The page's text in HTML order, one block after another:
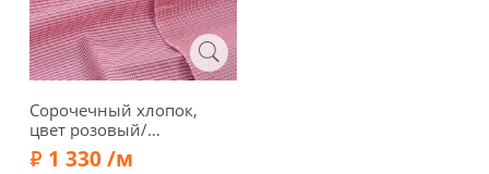
Сорочечный хлопок,
цвет розовый/
молочный, 00357
1 330 /м